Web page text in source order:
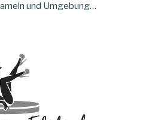
und Umgebung…